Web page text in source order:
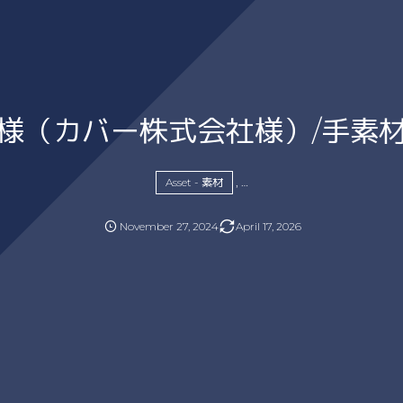
（カバー株式会社様）/手素
Asset - 素材 , …
November 27, 2024 April 17,2026